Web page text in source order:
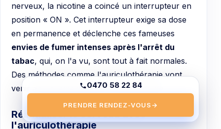
nerveux, la nicotine a coincé un interrupteur en
position « ON ». Cet interrupteur exige sa dose
en permanence et déclenche ces fameuses
envies de fumer intenses après l'arrêt du
tabac, qui, on l'a vu, sont tout à fait normales.
Des méthodes comme l'auriculothérapie vont
venir agir directement sur ce mécanisme.
Réinitialiser le cerveau avec
l'auriculothérapie
0470 58 22 84
PRENDRE RENDEZ-VOUS→